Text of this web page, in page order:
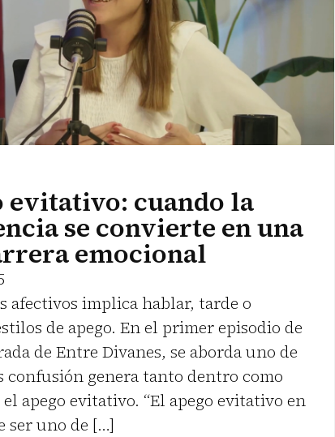
evitativo: cuando la
se convierte en una
emocional
afectivos implica hablar, tarde o
de apego. En el primer episodio de
de Entre Divanes, se aborda uno de
confusión genera tanto dentro como
apego evitativo. “El apego evitativo en
ser uno de […]